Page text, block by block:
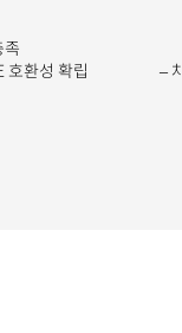
족
호환성 확립
–